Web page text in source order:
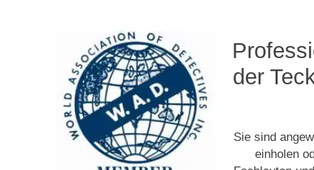
der
Sie sind
einholen